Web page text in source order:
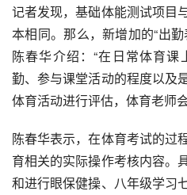
记者发现，基础体能测试项目
本相同。那么，新增加的“出
陈春华介绍：“在日常体育
勤、参与课堂活动的程度以及
体育活动进行评估，体育老师
陈春华表示，在体育考试的过
育相关的实际操作考核内容。
和进行眼保健操、八年级学习